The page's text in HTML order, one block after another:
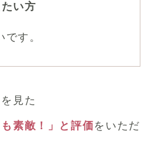
い方
す。
見た
素敵！」と評価をいただ